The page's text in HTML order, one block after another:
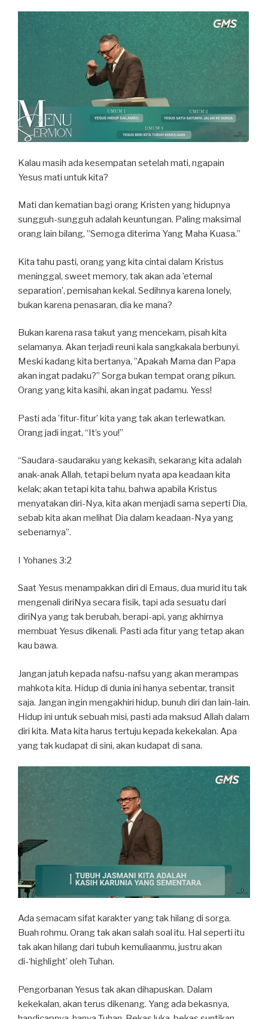
Kalau masih ada kesempatan setelah mati, ngapain
Yesus mati untuk kita?
Mati dan kematian bagi orang Kristen yang hidupnya
sungguh-sungguh adalah keuntungan. Paling maksimal
orang lain bilang, ”Semoga diterima Yang Maha Kuasa.”
Kita tahu pasti, orang yang kita cintai dalam Kristus
meninggal, sweet memory, tak akan ada ’eternal
separation’, pemisahan kekal. Sedihnya karena lonely,
bukan karena penasaran, dia ke mana?
Bukan karena rasa takut yang mencekam, pisah kita
selamanya. Akan terjadi reuni kala sangkakala berbunyi.
Meski kadang kita bertanya, ”Apakah Mama dan Papa
akan ingat padaku?” Sorga bukan tempat orang pikun.
Orang yang kita kasihi, akan ingat padamu. Yess!
Pasti ada ’fitur-fitur’ kita yang tak akan terlewatkan.
Orang jadi ingat, “It’s you!”
“Saudara-saudaraku yang kekasih, sekarang kita adalah
anak-anak Allah, tetapi belum nyata apa keadaan kita
kelak; akan tetapi kita tahu, bahwa apabila Kristus
menyatakan diri-Nya, kita akan menjadi sama seperti Dia,
sebab kita akan melihat Dia dalam keadaan-Nya yang
sebenarnya”.
I Yohanes 3:2
Saat Yesus menampakkan diri di Emaus, dua murid itu tak
mengenali diriNya secara fisik, tapi ada sesuatu dari
diriNya yang tak berubah, berapi-api, yang akhirnya
membuat Yesus dikenali. Pasti ada fitur yang tetap akan
kau bawa.
Jangan jatuh kepada nafsu-nafsu yang akan merampas
mahkota kita. Hidup di dunia ini hanya sebentar, transit
saja. Jangan ingin mengakhiri hidup, bunuh diri dan lain-lain.
Hidup ini untuk sebuah misi, pasti ada maksud Allah dalam
diri kita. Mata kita harus tertuju kepada kekekalan. Apa
yang tak kudapat di sini, akan kudapat di sana.
Ada semacam sifat karakter yang tak hilang di sorga.
Buah rohmu. Orang tak akan salah soal itu. Hal seperti itu
tak akan hilang dari tubuh kemuliaanmu, justru akan
di-‘highlight’ oleh Tuhan.
Pengorbanan Yesus tak akan dihapuskan. Dalam
kekekalan, akan terus dikenang. Yang ada bekasnya,